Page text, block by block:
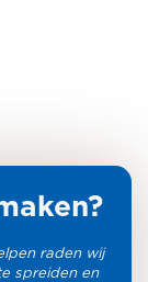
raden wij
spreiden en